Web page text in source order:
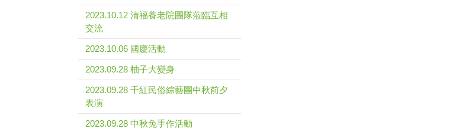
2023.10.12 清福養老院團隊蒞臨互相
交流
2023.10.06 國慶活動
2023.09.28 柚子大變身
2023.09.28 千紅民俗綜藝團中秋前夕
表演
2023.09.28 中秋兔手作活動